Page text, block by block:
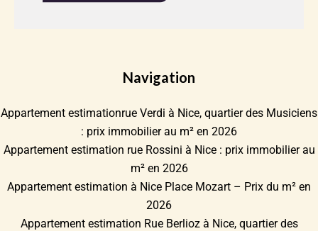
Navigation
Appartement estimationrue Verdi à Nice, quartier des Musiciens
: prix immobilier au m² en 2026
Appartement estimation rue Rossini à Nice : prix immobilier au
m² en 2026
Appartement estimation à Nice Place Mozart – Prix du m² en
2026
Appartement estimation Rue Berlioz à Nice, quartier des